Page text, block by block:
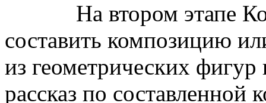
На втором этапе
составить композицию
из геометрических
рассказ по составленной